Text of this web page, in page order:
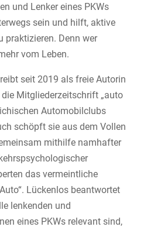
und Lenker eines PKWs
sein und hilft, aktive
praktizieren. Denn wer
vom Leben.
seit 2019 als freie Autorin
Mitgliederzeitschrift „auto
Automobilclubs
schöpft sie aus dem Vollen
mithilfe namhafter
das vermeintliche
Lückenlos beantwortet
lenkenden und
eines PKWs relevant sind,